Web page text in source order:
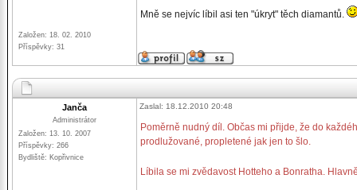
Založen: 18. 02. 2010
Příspěvky: 31
Mně se nejvíc líbil asi ten "úkryt" těch diamantů.
Janča
Administrátor
Založen: 13. 10. 2007
Příspěvky: 266
Bydliště: Kopřivnice
Zaslal: 18.12.2010 20:48
Poměrně nudný díl. Občas mi přijde, že do
prodlužované, propletené jak jen to šlo.
Líbila se mi zvědavost Hotteho a Bonratha.